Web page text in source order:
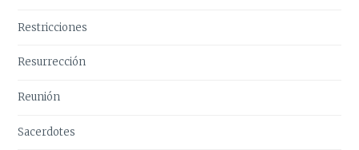
Restricciones
Resurrección
Reunión
Sacerdotes